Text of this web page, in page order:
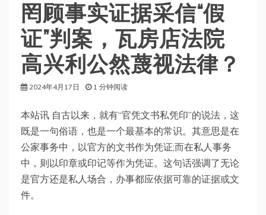
罔顾事实证据采信“假
证”判案，瓦房店法院
高兴利公然蔑视法律？
2024年4月17日 1 分钟阅读
本站讯 自古以来，就有“官凭文书私凭印”的说法，这
既是一句俗语，也是一个最基本的常识。其意思是在
公家事务中，以官方的文书作为凭证;而在私人事务
中，则以印章或印记等作为凭证。这句话强调了无论
是官方还是私人场合，办事都应依据可靠的证据或文
件。